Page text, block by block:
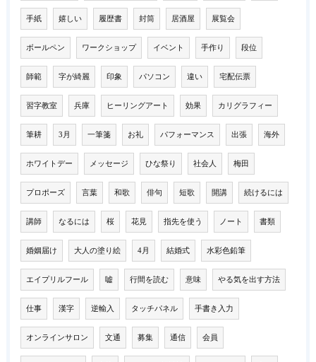
手紙 嬉しい 履歴書 封筒 居酒屋 展覧会
ボールペン ワークショップ イベント 手作り 段位
師範 字が綺麗 印象 パソコン 違い 宅配伝票
習字教室 兵庫 ヒーリングアート 効果 カリグラフィー
筆耕 3月 一筆箋 お礼 パフォーマンス 出張 海外
ホワイトデー メッセージ ひな祭り 社会人 梅田
プロポーズ 言葉 和歌 俳句 短歌 開講 続けるには
講師 なるには 桜 花見 指先を使う ノート 書類
婚姻届け 大人の塗り絵 4月 結婚式 水彩色鉛筆
エイプリルフール 嘘 行間を読む 意味 やる気を出す方法
仕事 漢字 逆輸入 タッチパネル 手書き入力
オンラインサロン 文通 募集 通信 会員